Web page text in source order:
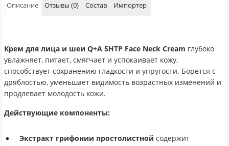
Описание Отзывы (0) Состав Импортер
Крем для лица и шеи Q+A 5НТР Face Neck Cream глубоко
увлажняет, питает, смягчает и успокаивает кожу,
способствует сохранению гладкости и упругости. Борется с
дряблостью, уменьшает видимость возрастных изменений и
продлевает молодость кожи.
Действующие компоненты:
Экстракт грифонии простолистной содержит